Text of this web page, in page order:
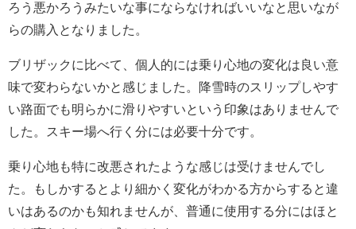
ろう悪かろうみたいな事にならなければいいなと思いなが
らの購入となりました。
ブリザックに比べて、個人的には乗り心地の変化は良い意
味で変わらないかと感じました。降雪時のスリップしやす
い路面でも明らかに滑りやすいという印象はありませんで
した。スキー場へ行く分には必要十分です。
乗り心地も特に改悪されたような感じは受けませんでし
た。もしかするとより細かく変化がわかる方からすると違
いはあるのかも知れませんが、普通に使用する分にはほと